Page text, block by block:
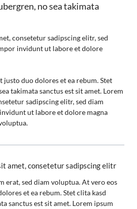
no sea takimata
consetetur sadipscing elitr, sed
invidunt ut labore et dolore
justo duo dolores et ea rebum. Stet
takimata sanctus est sit amet. Lorem
sadipscing elitr, sed diam
ut labore et dolore magna
amet, consetetur sadipscing elitr
erat, sed diam voluptua. At vero eos
et ea rebum. Stet clita kasd
sanctus est sit amet. Lorem ipsum